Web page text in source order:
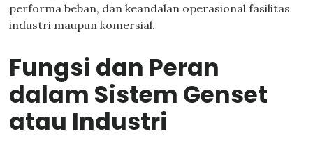
performa beban, dan keandalan operasional fasilitas
industri maupun komersial.
Fungsi dan Peran
dalam Sistem Genset
atau Industri